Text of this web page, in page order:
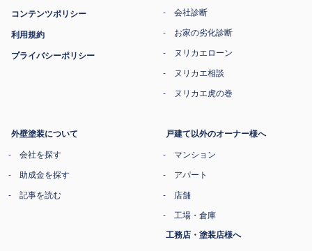
コンテンツポリシー
利用規約
プライバシーポリシー
会社診断
お家の劣化診断
ヌリカエローン
ヌリカエ相談
ヌリカエ虎の巻
外壁塗装について
会社を探す
助成金を探す
記事を読む
戸建て以外のオーナー様へ
マンション
アパート
店舗
工場・倉庫
工務店・塗装店様へ